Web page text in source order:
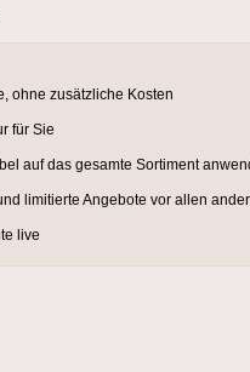
ohne zusätzliche Kosten
für Sie
auf das gesamte Sortiment
limitierte Angebote vor allen
live